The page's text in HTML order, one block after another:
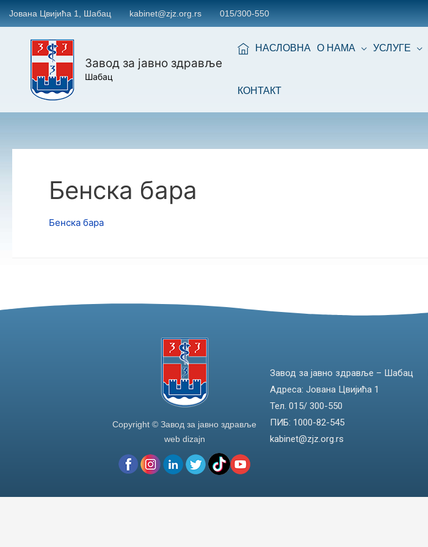
Јована Цвијића 1, Шабац kabinet@zjz.org.rs 015/300-550
Завод за јавно здравље
Шабац
НАСЛОВНА О НАМА УСЛУГЕ
КОНТАКТ
Бенска бара
Бенска бара
Copyright © Завод за јавно здравље
web dizajn
Завод за јавно здравље – Шабац
Адреса: Јована Цвијића 1
Тел. 015/ 300-550
ПИБ: 1000-82-545
kabinet@zjz.org.rs